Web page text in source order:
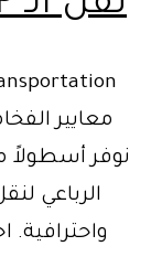
معايير
نوفر أسطولاً
الرباعي